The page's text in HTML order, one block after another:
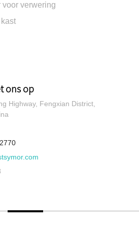
voor verwering
ons op
Highway, Fengxian District,